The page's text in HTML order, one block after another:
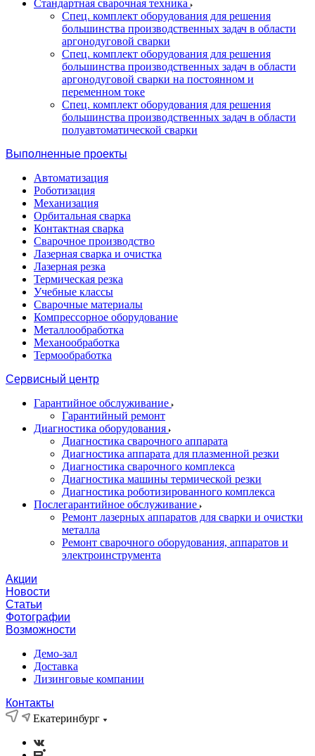
Стандартная сварочная техника
Спец. комплект оборудования для решения
большинства производственных задач в области
аргонодуговой сварки
Спец. комплект оборудования для решения
большинства производственных задач в области
аргонодуговой сварки на постоянном и
переменном токе
Спец. комплект оборудования для решения
большинства производственных задач в области
полуавтоматической сварки
Выполненные проекты
Автоматизация
Роботизация
Механизация
Орбитальная сварка
Контактная сварка
Сварочное производство
Лазерная сварка и очистка
Лазерная резка
Термическая резка
Учебные классы
Сварочные материалы
Компрессорное оборудование
Металлообработка
Механообработка
Термообработка
Сервисный центр
Гарантийное обслуживание
Гарантийный ремонт
Диагностика оборудования
Диагностика сварочного аппарата
Диагностика аппарата для плазменной резки
Диагностика сварочного комплекса
Диагностика машины термической резки
Диагностика роботизированного комплекса
Послегарантийное обслуживание
Ремонт лазерных аппаратов для сварки и очистки
металла
Ремонт сварочного оборудования, аппаратов и
электроинструмента
Акции
Новости
Статьи
Фотографии
Возможности
Демо-зал
Доставка
Лизинговые компании
Контакты
Екатеринбург